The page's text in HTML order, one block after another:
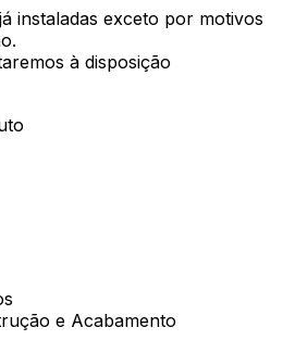
instaladas exceto por motivos
à disposição
e Acabamento